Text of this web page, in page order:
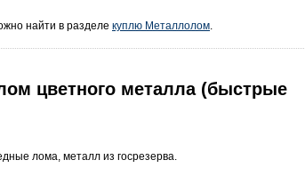
найти в разделе куплю Металлолом.
цветного металла (быстрые
лома, металл из госрезерва.